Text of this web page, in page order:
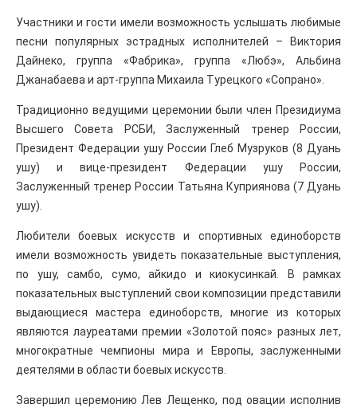
Участники и гости имели возможность услышать любимые
песни популярных эстрадных исполнителей – Виктория
Дайнеко, группа «Фабрика», группа «Любэ», Альбина
Джанабаева и арт-группа Михаила Турецкого «Сопрано».
Традиционно ведущими церемонии были член Президиума
Высшего Совета РСБИ, Заслуженный тренер России,
Президент Федерации ушу России Глеб Музруков (8 Дуань
ушу) и вице-президент Федерации ушу России,
Заслуженный тренер России Татьяна Куприянова (7 Дуань
ушу).
Любители боевых искусств и спортивных единоборств
имели возможность увидеть показательные выступления,
по ушу, самбо, сумо, айкидо и киокусинкай. В рамках
показательных выступлений свои композиции представили
выдающиеся мастера единоборств, многие из которых
являются лауреатами премии «Золотой пояс» разных лет,
многократные чемпионы мира и Европы, заслуженными
деятелями в области боевых искусств.
Завершил церемонию Лев Лещенко, под овации исполнив